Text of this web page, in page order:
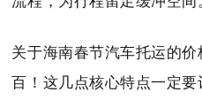
关于海南春节汽车托运的
百！这几点核心特点一定